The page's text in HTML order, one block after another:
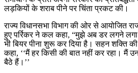
लड़कियों के शराब पीने पर चिंता प्रकट की।
राज्य विधानसभा विभाग की ओर से आयोजित
हुए पर्रिकर ने कल कहा, “मुझे अब डर लगने
भी बियर पीना शुरू कर दिया है। सहन शक्ति
कहा, ‘‘मैं हर किसी की बात नहीं कर रहा। मैं
बैठे हैं।’’